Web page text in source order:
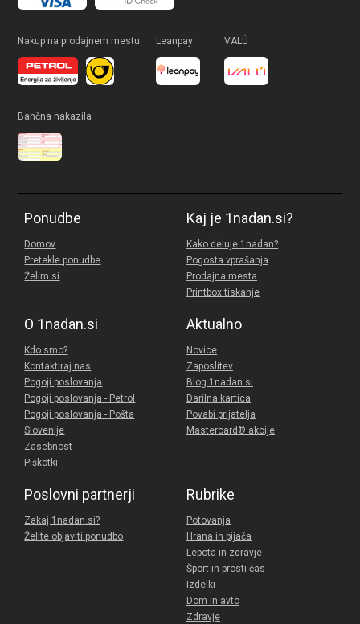
Nakup na prodajnem mestu Leanpay VALÚ
Bančna nakazila
Ponudbe
Domov
Pretekle ponudbe
Želim si
Kaj je 1nadan.si?
Kako deluje 1nadan?
Pogosta vprašanja
Prodajna mesta
Printbox tiskanje
O 1nadan.si
Kdo smo?
Kontaktiraj nas
Pogoji poslovanja
Pogoji poslovanja - Petrol
Pogoji poslovanja - Pošta
Slovenije
Zasebnost
Piškotki
Aktualno
Novice
Zaposlitev
Blog 1nadan.si
Darilna kartica
Povabi prijatelja
Mastercard® akcije
Poslovni partnerji
Zakaj 1nadan.si?
Želite objaviti ponudbo
Rubrike
Potovanja
Hrana in pijača
Lepota in zdravje
Šport in prosti čas
Izdelki
Dom in avto
Zdravje